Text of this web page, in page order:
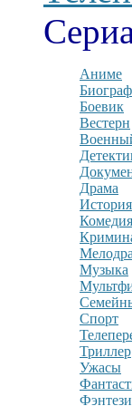
Аниме
Боевик
Вестерн
Драма
История
Комедия
Музыка
Спорт
Триллер
Ужасы
Фэнтези